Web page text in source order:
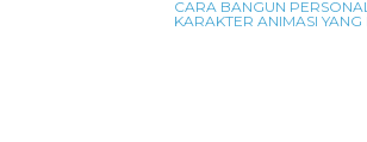
CARA BANGUN
KARAKTER ANIMASI YANG